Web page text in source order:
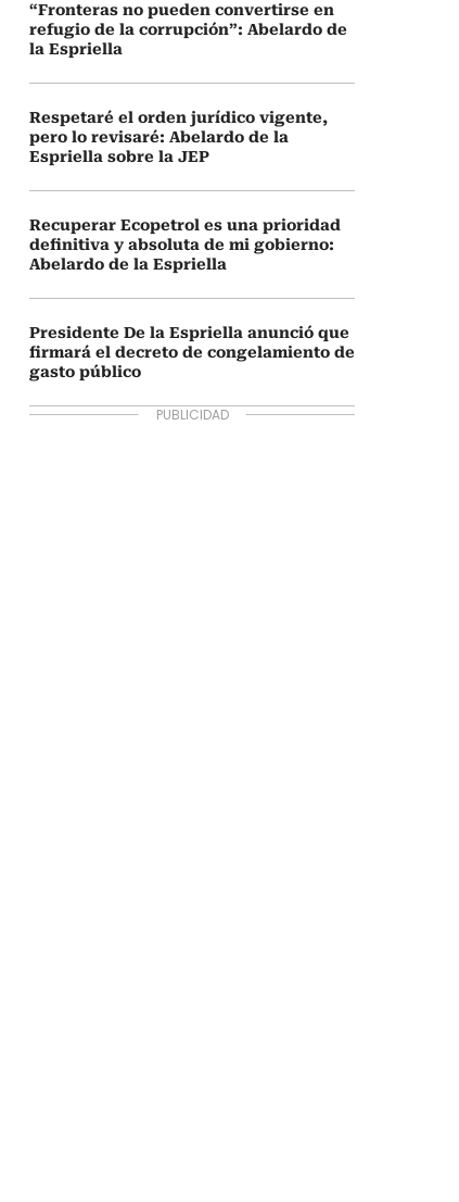
“Fronteras no pueden convertirse en
refugio de la corrupción”: Abelardo de
la Espriella
Respetaré el orden jurídico vigente,
pero lo revisaré: Abelardo de la
Espriella sobre la JEP
Recuperar Ecopetrol es una prioridad
definitiva y absoluta de mi gobierno:
Abelardo de la Espriella
Presidente De la Espriella anunció que
firmará el decreto de congelamiento de
gasto público